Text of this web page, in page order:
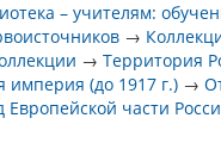
– учителям:
→
→Территория
империя (до 1917 г.) →
Европейской части